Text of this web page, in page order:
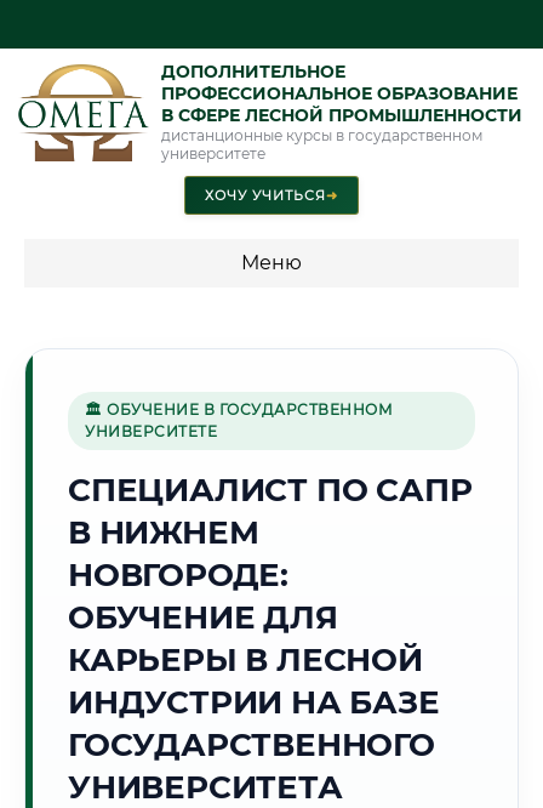
ДОПОЛНИТЕЛЬНОЕ
ПРОФЕССИОНАЛЬНОЕ ОБРАЗОВАНИЕ
В СФЕРЕ ЛЕСНОЙ ПРОМЫШЛЕННОСТИ
дистанционные курсы в государственном
университете
ХОЧУ УЧИТЬСЯ➜
Меню
промышленность"
🏯
Г. НИЖНИЙ НОВГОРОД
Точное местное время:
14:33:56
Пятница, 7 Августа
Погода в г. Нижний Новгород:
🌅 Восход:04:18 🌇 Закат: 20:01
Световой день: 15 ч. 43 мин.
🏛 ОБУЧЕНИЕ В ГОСУДАРСТВЕННОМ
УНИВЕРСИТЕТЕ
СПЕЦИАЛИСТ ПО САПР
В НИЖНЕМ
НОВГОРОДЕ:
ОБУЧЕНИЕ ДЛЯ
КАРЬЕРЫ В ЛЕСНОЙ
ИНДУСТРИИ НА БАЗЕ
ГОСУДАРСТВЕННОГО
УНИВЕРСИТЕТА